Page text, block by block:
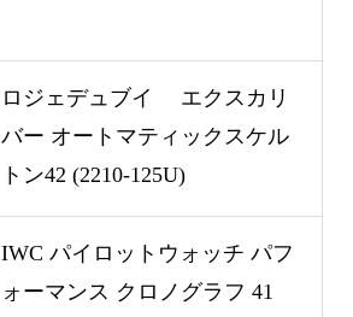
ロジェデュブイ エクスカリ
バー オートマティックスケル
トン42 (2210-125U)
IWC パイロットウォッチ パフ
ォーマンス クロノグラフ 41